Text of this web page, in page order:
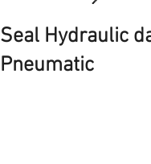
Seal Hydraulic
Pneumatic